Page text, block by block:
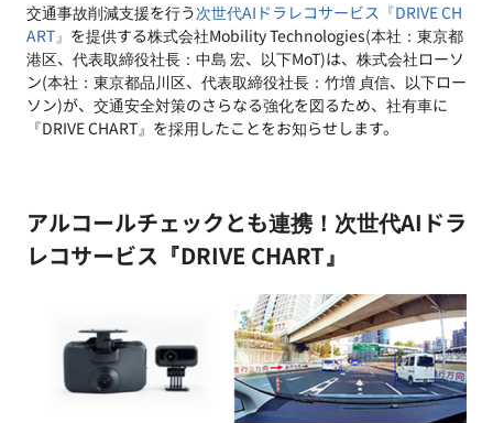
交通事故削減支援を行う次世代AIドラレコサービス『DRIVE CH
ART』 を提供する株式会社Mobility Technologies(本社：東京都
港区、代表取締役社長：中島 宏、以下MoT)は、株式会社ローソ
ン(本社：東京都品川区、代表取締役社長：竹増 貞信、以下ロー
ソン)が、交通安全対策のさらなる強化を図るため、社有車に
『DRIVE CHART』を採用したことをお知らせします。
アルコールチェックとも連携！次世代AIドラ
レコサービス『DRIVE CHART』